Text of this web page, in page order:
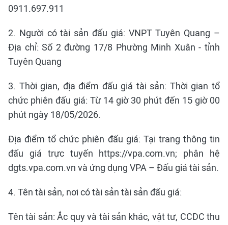
0911.697.911
2. Người có tài sản đấu giá: VNPT Tuyên Quang –
Địa chỉ: Số 2 đường 17/8 Phường Minh Xuân - tỉnh
Tuyên Quang
3. Thời gian, địa điểm đấu giá tài sản: Thời gian tổ
chức phiên đấu giá: Từ 14 giờ 30 phút đến 15 giờ 00
phút ngày 18/05/2026.
Địa điểm tổ chức phiên đấu giá: Tại trang thông tin
đấu giá trực tuyến https://vpa.com.vn; phân hệ
dgts.vpa.com.vn và ứng dụng VPA – Đấu giá tài sản.
4. Tên tài sản, nơi có tài sản tài sản đấu giá:
Tên tài sản: Ắc quy và tài sản khác, vật tư, CCDC thu